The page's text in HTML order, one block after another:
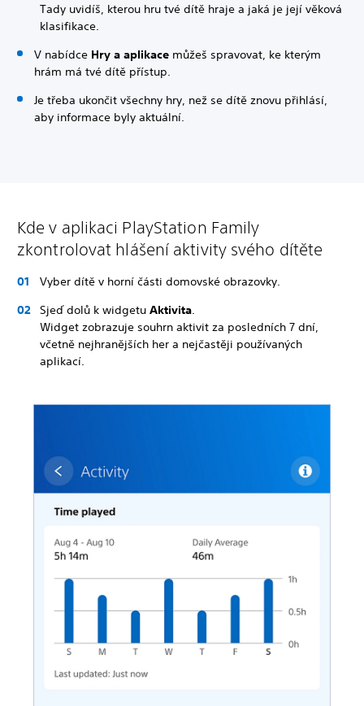
Tady uvidíš, kterou hru tvé dítě hraje a jaká je její věková
klasifikace.
V nabídce Hry a aplikace můžeš spravovat, ke kterým
hrám má tvé dítě přístup.
Je třeba ukončit všechny hry, než se dítě znovu přihlásí,
aby informace byly aktuální.
Kde v aplikaci PlayStation Family
zkontrolovat hlášení aktivity svého dítěte
Vyber dítě v horní části domovské obrazovky.
Sjeď dolů k widgetu Aktivita.
Widget zobrazuje souhrn aktivit za posledních 7 dní,
včetně nejhranějších her a nejčastěji používaných
aplikací.